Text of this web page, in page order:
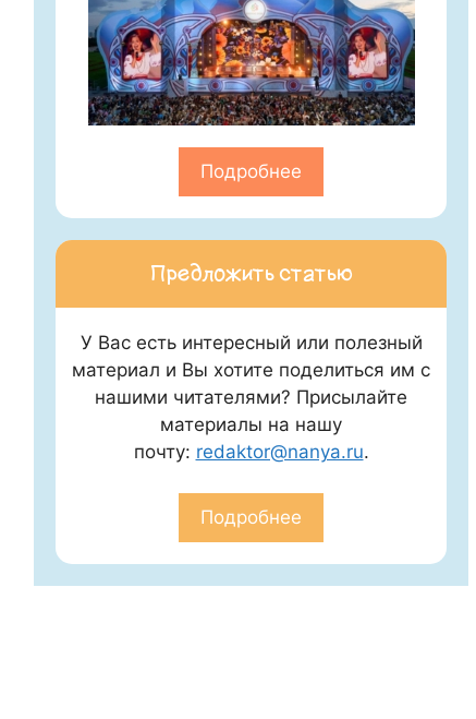
Подробнее
Предложить статью
У Вас есть интересный или полезный
материал и Вы хотите поделиться им с
нашими читателями? Присылайте
материалы на нашу
почту: redaktor@nanya.ru.
Подробнее